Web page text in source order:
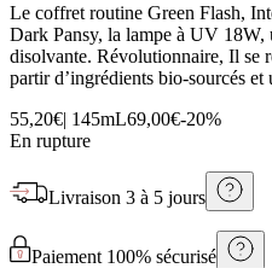
Le coffret routine Green Flash,
Dark Pansy, la lampe à UV 18W,
disolvante. Révolutionnaire, Il se
partir d’ingrédients bio-sourcés et
55,20€| 145mL69,00€-20%
En rupture
Livraison 3 à 5 jours
Paiement 100% sécurisé